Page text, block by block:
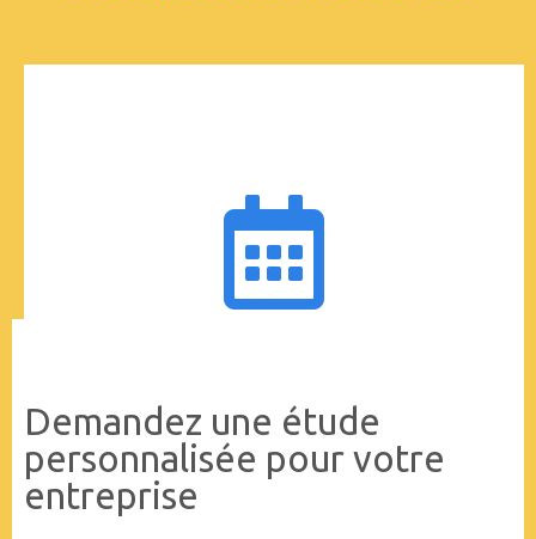
Demandez une étude
personnalisée pour votre
entreprise